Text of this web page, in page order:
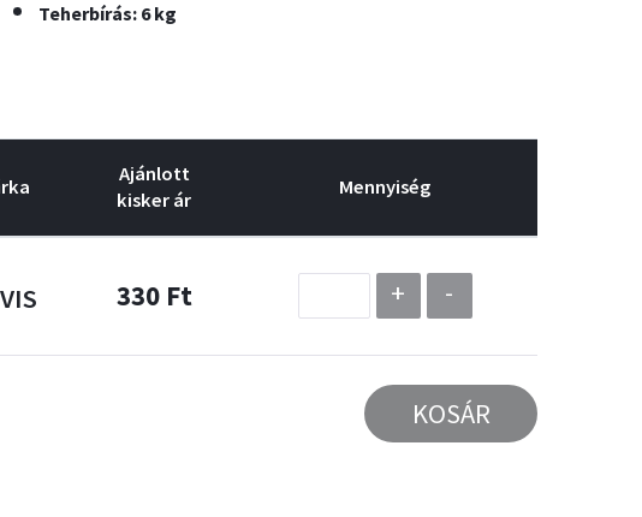
Teherbírás: 6 kg
Ajánlott
kisker ár
Mennyiség
330 Ft + -
KOSÁR